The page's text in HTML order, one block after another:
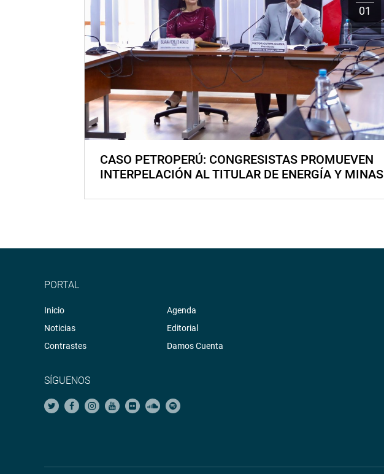
01
CASO PETROPERÚ: CONGRESISTAS PROMUEVEN
INTERPELACIÓN AL TITULAR DE ENERGÍA Y MINAS
PORTAL
Inicio
Noticias
Contrastes
Agenda
Editorial
Damos Cuenta
SÍGUENOS